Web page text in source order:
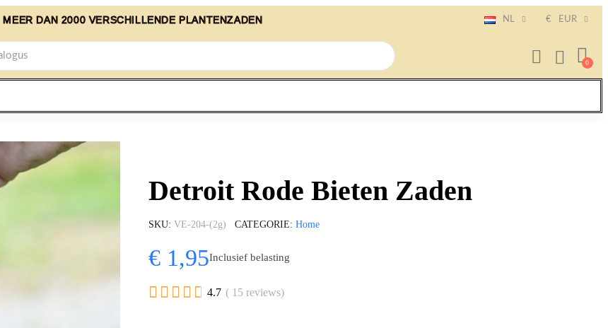
MEER DAN 2000 VERSCHILLENDE PLANTENZADEN NL € EUR
Detroit Rode Bieten Zaden
SKU VE-204-(2g) CATEGORIE Home
€ 1,95Inclusief belasting
     4.7 ( 15 reviews)